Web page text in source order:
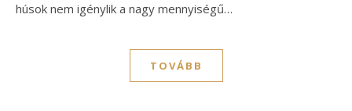
húsok nem igénylik a nagy mennyiségű…
TOVÁBB